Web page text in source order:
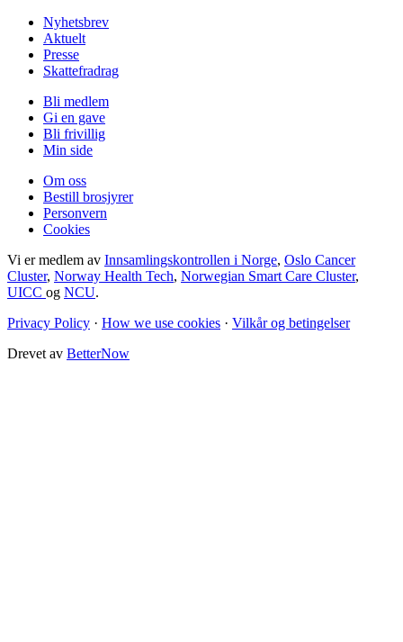
Nyhetsbrev
Aktuelt
Presse
Skattefradrag
Bli medlem
Gi en gave
Bli frivillig
Min side
Om oss
Bestill brosjyrer
Personvern
Cookies
Vi er medlem av Innsamlingskontrollen i Norge, Oslo Cancer
Cluster, Norway Health Tech, Norwegian Smart Care Cluster,
UICC og NCU.
Privacy Policy · How we use cookies · Vilkår og betingelser
Drevet av BetterNow